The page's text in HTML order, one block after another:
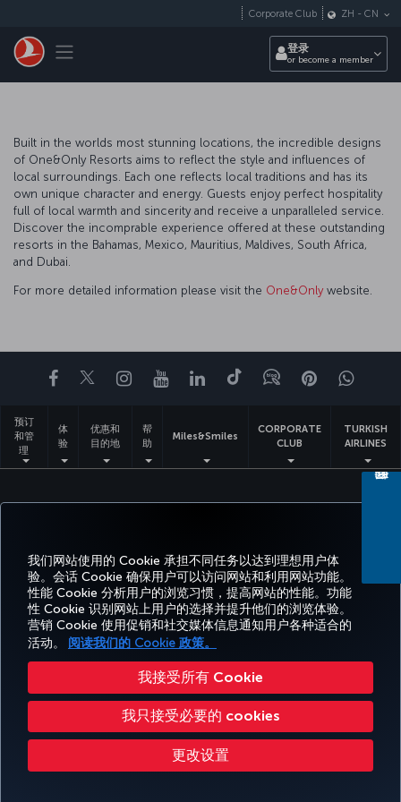
我们网站使用的 Cookie 承担不同任务以达到理想用户体
验。会话 Cookie 确保用户可以访问网站和利用网站功能。
性能 Cookie 分析用户的浏览习惯，提高网站的性能。功能
性 Cookie 识别网站上用户的选择并提升他们的浏览体验。
营销 Cookie 使用促销和社交媒体信息通知用户各种适合的
活动。
阅读我们的 Cookie 政策。
我接受所有 Cookie
我只接受必要的 cookies
更改设置
Toggle navigation
Corporate Club ZH - CN
登录
or become a member
Built in the worlds most stunning locations, the incredible designs
of One&Only Resorts aims to reflect the style and influences of
local surroundings. Each one reflects local traditions and has its
own unique character and energy. Guests enjoy perfect hospitality
full of local warmth and sincerity and receive a unparalleled service.
Discover the incomprable experience offered at these outstanding
resorts in the Bahamas, Mexico, Mauritius, Maldives, South Africa,
and Dubai.
For more detailed information please visit the One&Onlywebsite.
Facebook
TwitterInstagram
YouTube
领英抖音博客Pinterest
预订
和管
理
体
验
优惠和
目的地
帮
助
Miles&Smiles
CORPORATE
CLUB
TURKISH
AIRLINES
Turkish Airlines 版权所有 © 1996 - 2026